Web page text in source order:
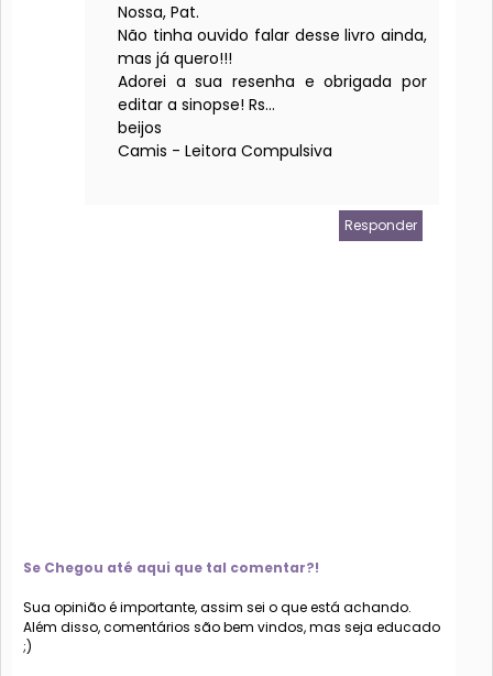
Nossa, Pat.
Não tinha ouvido falar desse livro ainda,
mas já quero!!!
Adorei a sua resenha e obrigada por
editar a sinopse! Rs...
beijos
Camis - Leitora Compulsiva
Responder
Se Chegou até aqui que tal comentar?!
Sua opinião é importante, assim sei o que está achando.
Além disso, comentários são bem vindos, mas seja educado
;)